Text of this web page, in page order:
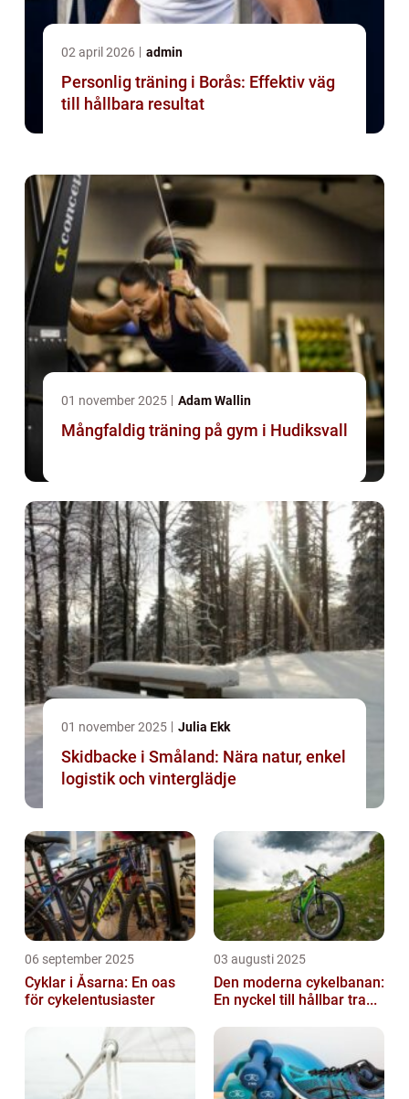
02 april 2026 admin
Personlig träning i Borås: Effektiv väg
till hållbara resultat
01 november 2025 Adam Wallin
Mångfaldig träning på gym i Hudiksvall
01 november 2025 Julia Ekk
Skidbacke i Småland: Nära natur, enkel
logistik och vinterglädje
06 september 2025
Cyklar i Åsarna: En oas
för cykelentusiaster
03 augusti 2025
Den moderna cykelbanan:
En nyckel till hållbar tra...